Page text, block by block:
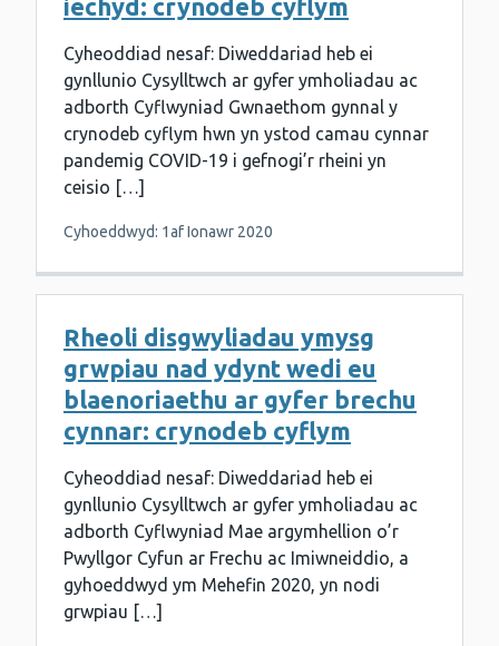
iechyd: crynodeb cyflym
Cyheoddiad nesaf: Diweddariad heb ei
gynllunio Cysylltwch ar gyfer ymholiadau ac
adborth Cyflwyniad Gwnaethom gynnal y
crynodeb cyflym hwn yn ystod camau cynnar
pandemig COVID-19 i gefnogi’r rheini yn
ceisio […]
Cyhoeddwyd: 1af Ionawr 2020
Rheoli disgwyliadau ymysg
grwpiau nad ydynt wedi eu
blaenoriaethu ar gyfer brechu
cynnar: crynodeb cyflym
Cyheoddiad nesaf: Diweddariad heb ei
gynllunio Cysylltwch ar gyfer ymholiadau ac
adborth Cyflwyniad Mae argymhellion o’r
Pwyllgor Cyfun ar Frechu ac Imiwneiddio, a
gyhoeddwyd ym Mehefin 2020, yn nodi
grwpiau […]